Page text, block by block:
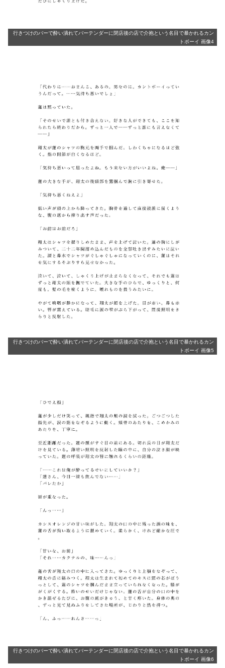
行きつけのバーで酔い潰れてバーテンダーに閉店後の店で介抱という名目で暴かれるカン
トボーイ 画像4
行きつけのバーで酔い潰れてバーテンダーに閉店後の店で介抱という名目で暴かれるカン
トボーイ 画像5
行きつけのバーで酔い潰れてバーテンダーに閉店後の店で介抱という名目で暴かれるカン
トボーイ 画像6